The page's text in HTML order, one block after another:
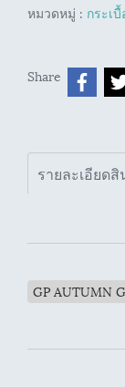
หมวดหมู่ : กระเ
Share
รายละเอียด
GP AUTUMN